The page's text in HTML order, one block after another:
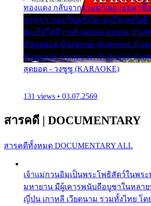
ทองแดง กลับจากรามมาเจอ เธอมา
สองเรา เจอะกันครั้งใด เธอไม่เคยไย
ต้องให้ใส่ลีวายส์ สุดยอด สุดยอด มัน
มันสุดยอด มันสุดยอด มันสุดยอด มัน
มันสุดยอด มันสุดยอด มันสุดยอด มันสุ
สุดยอด - วงซูซู (KARAOKE)
131 views • 03.07.2569
สารคดี | DOCUMENTARY
สารคดีทั้งหมด DOCUMENTARY ALL
เจ้าแม่กวนอิมเป็นพระโพธิสัตว์ในพร
มหายาน มีผู้เคารพนับถือบูชาในหลาย
ญี่ปุ่น เกาหลี เวียดนาม รวมทั้งไทย โด